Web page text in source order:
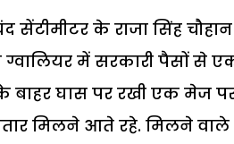
के राजा सिंह
ग्वालियर में सरकारी पैसों से
बाहर घास पर रखी एक मेज
मिलने आते रहे. मिलने वाले